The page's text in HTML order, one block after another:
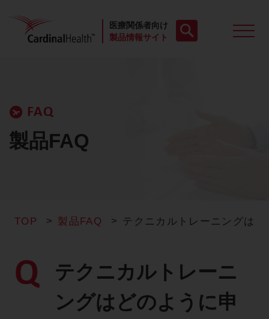
医療関係者向け
製品情報サイト
製品に関するお知らせ
添付文書
FAQ
製品FAQ
TOP 製品FAQ テクニカルトレーニングは
Q
テクニカルトレーニ
ングはどのように申